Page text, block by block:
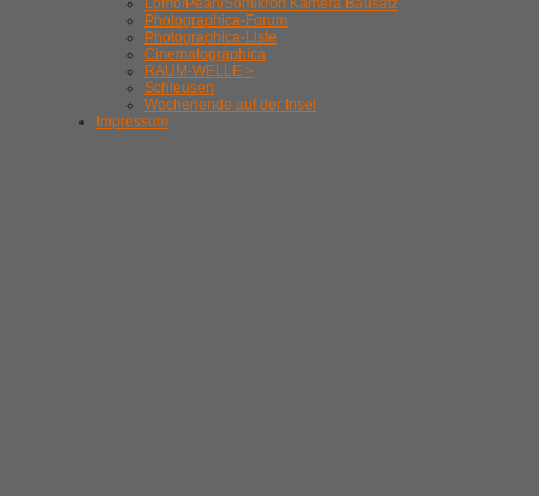
Lomo/Pearl/Somikron Kamera Bausatz
Photographica-Forum
Photographica-Liste
Cinematographica
RAUM-WELLE >
Schleusen
Wochenende auf der Insel
Impressum